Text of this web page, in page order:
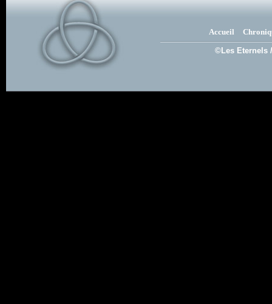
Accueil
©Les Eternels